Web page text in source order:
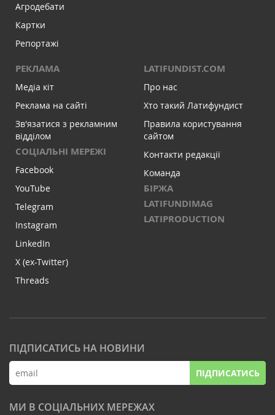
Агродебати
Картки
Репортажі
РЕКЛАМА
Медіа кіт
Реклама на сайті
Зв'язатися з рекламним
відділом
СОЦІАЛЬНІ МЕРЕЖІ
Facebook
YouTube
Telegram
Instagram
LinkedIn
X (ex-Twitter)
Threads
LATIFUNDIST.COM
Про нас
Хто такий Латифундист
Правила користування
сайтом
Контакти редакції
Команда
БІРЖА
LATIFUNDIMAG
LATIPRODUCTION
ПІДПИСАТИСЬ НА НОВИНИ
ПІДПИСАТИСЬ
МИ В СОЦІАЛЬНИХ МЕРЕЖАХ